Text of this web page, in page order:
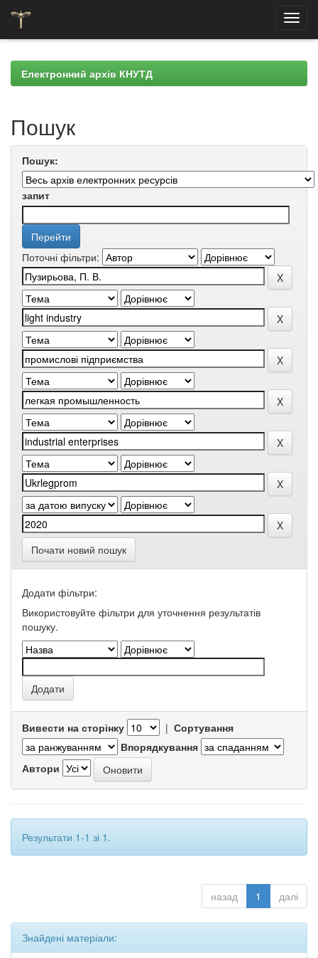
navigationЕлектронний архів КНУТД
Пошук
Пошук:
запит
Поточні фільтри:
Почати новий пошук
Додати фільтри:
Використовуйте фільтри для уточнення результатів
пошуку.
Вивести на сторінку | Сортування
Впорядкування
Автори
Результати 1-1 зі 1.
назад 1 далі
Знайдені матеріали: